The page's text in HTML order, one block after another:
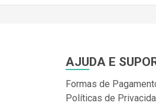
AJUDA E
Formas de
Políticas de